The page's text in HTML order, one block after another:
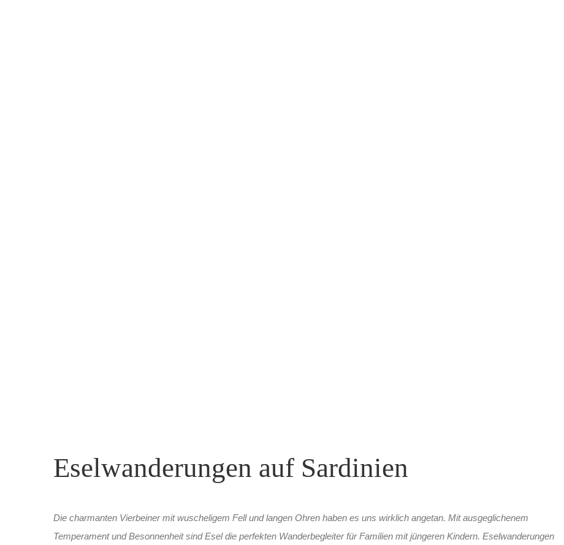
Eselwanderungen auf Sardinien
Die charmanten Vierbeiner mit wuscheligem Fell und langen Ohren haben es uns wirklich angetan. Mit ausgeglichenem
Temperament und Besonnenheit sind Esel die perfekten Wanderbegleiter für Familien mit jüngeren Kindern. Eselwanderungen